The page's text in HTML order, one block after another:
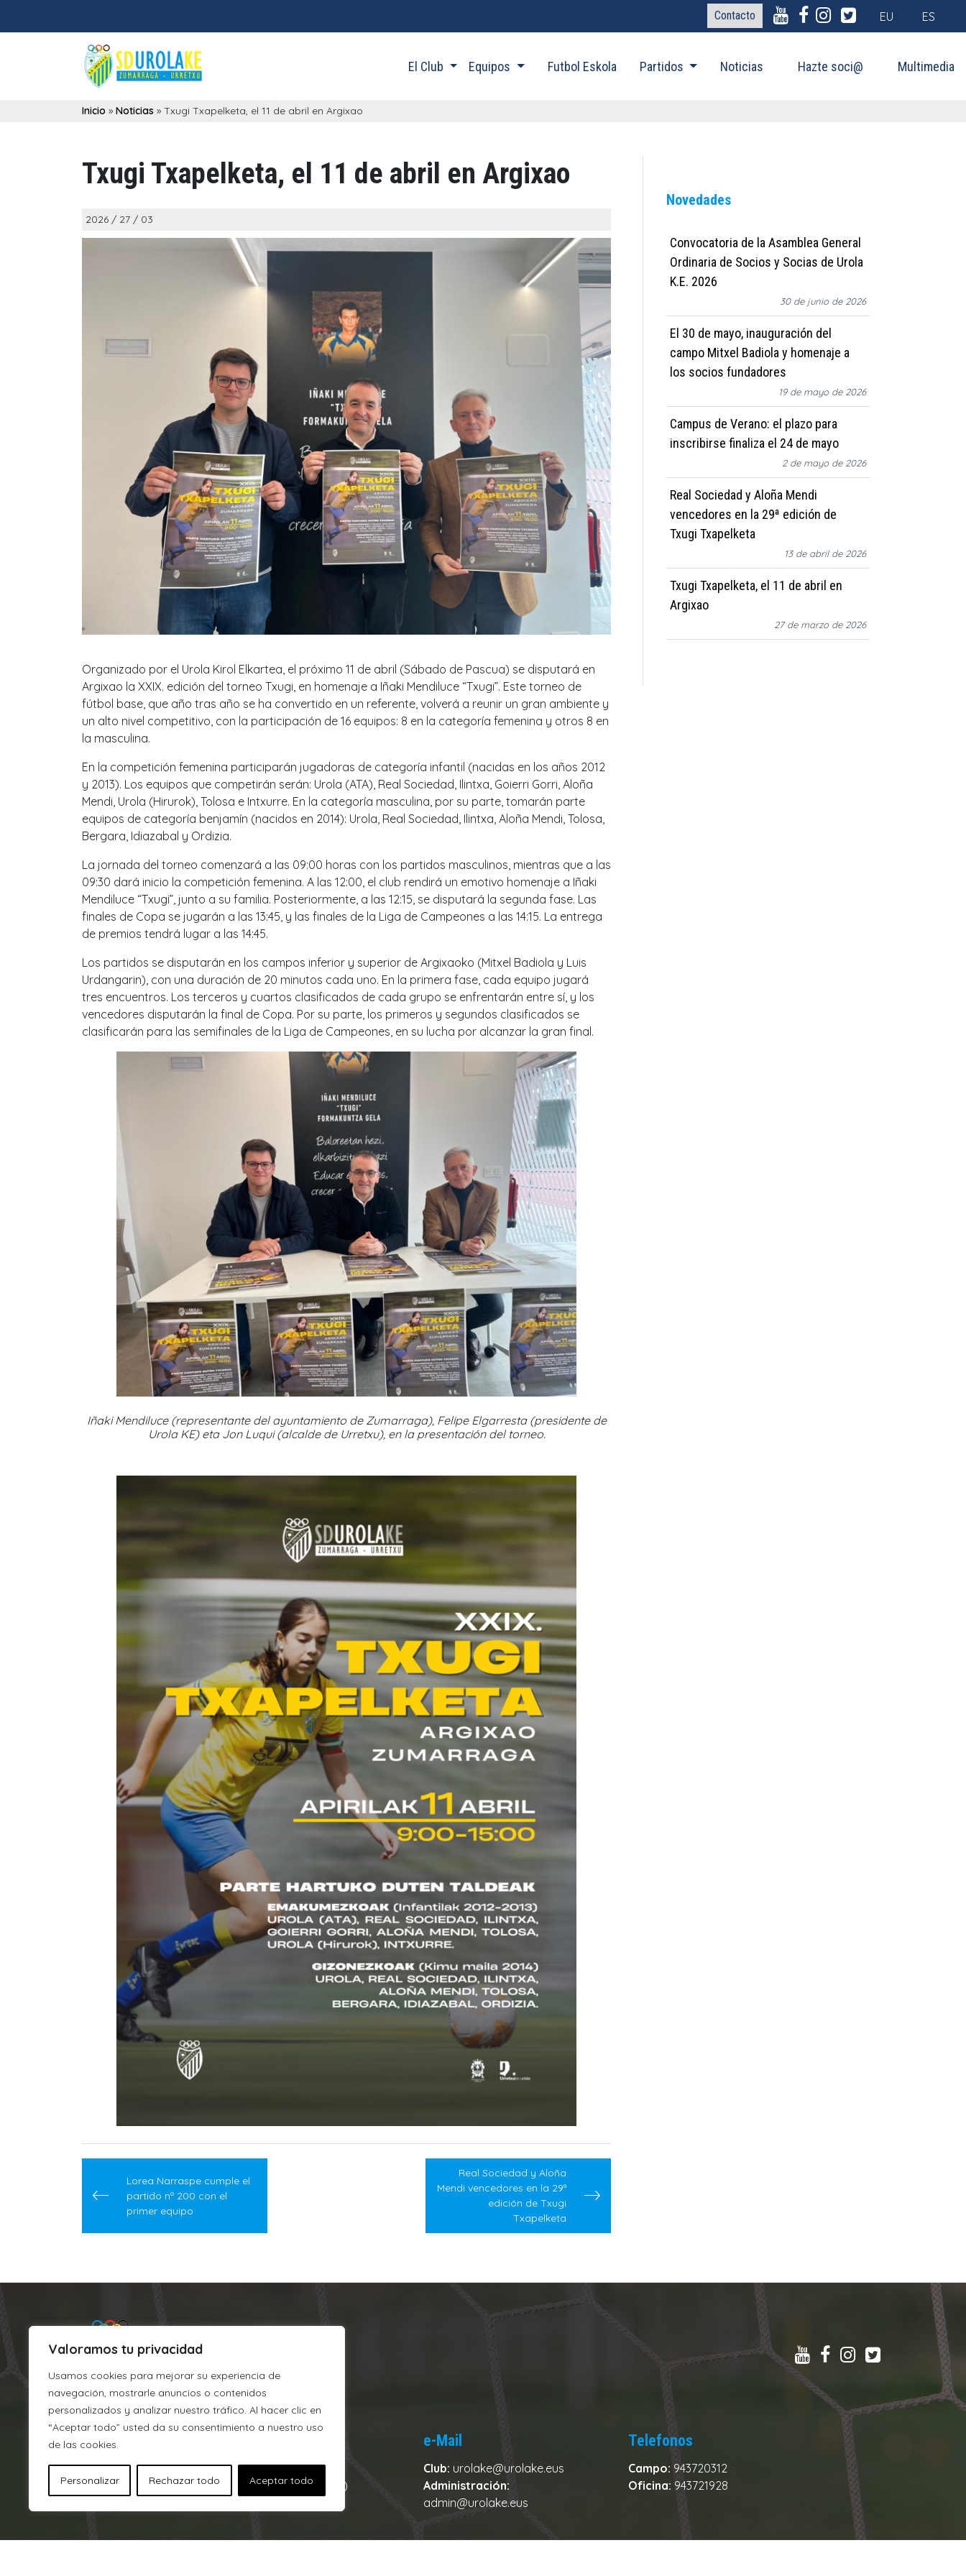
Valoramos tu privacidad
Usamos cookies para mejorar su experiencia de
navegación, mostrarle anuncios o contenidos
personalizados y analizar nuestro tráfico. Al hacer clic en
“Aceptar todo” usted da su consentimiento a nuestro uso
de las cookies.
Personalizar Rechazar todo Aceptar todo
Contacto EU ES
El Club Equipos Futbol Eskola Partidos Noticias Hazte soci@ Multimedia
Inicio » Noticias » Txugi Txapelketa, el 11 de abril en Argixao
Txugi Txapelketa, el 11 de abril en Argixao
2026 / 27 / 03
Organizado por el Urola Kirol Elkartea, el próximo 11 de abril (Sábado de Pascua) se disputará en
Argixao la XXIX. edición del torneo Txugi, en homenaje a Iñaki Mendiluce “Txugi”. Este torneo de
fútbol base, que año tras año se ha convertido en un referente, volverá a reunir un gran ambiente y
un alto nivel competitivo, con la participación de 16 equipos: 8 en la categoría femenina y otros 8 en
la masculina.
En la competición femenina participarán jugadoras de categoría infantil (nacidas en los años 2012
y 2013). Los equipos que competirán serán: Urola (ATA), Real Sociedad, Ilintxa, Goierri Gorri, Aloña
Mendi, Urola (Hirurok), Tolosa e Intxurre. En la categoría masculina, por su parte, tomarán parte
equipos de categoría benjamín (nacidos en 2014): Urola, Real Sociedad, Ilintxa, Aloña Mendi, Tolosa,
Bergara, Idiazabal y Ordizia.
La jornada del torneo comenzará a las 09:00 horas con los partidos masculinos, mientras que a las
09:30 dará inicio la competición femenina. A las 12:00, el club rendirá un emotivo homenaje a Iñaki
Mendiluce “Txugi”, junto a su familia. Posteriormente, a las 12:15, se disputará la segunda fase. Las
finales de Copa se jugarán a las 13:45, y las finales de la Liga de Campeones a las 14:15. La entrega
de premios tendrá lugar a las 14:45.
Los partidos se disputarán en los campos inferior y superior de Argixaoko (Mitxel Badiola y Luis
Urdangarin), con una duración de 20 minutos cada uno. En la primera fase, cada equipo jugará
tres encuentros. Los terceros y cuartos clasificados de cada grupo se enfrentarán entre sí, y los
vencedores disputarán la final de Copa. Por su parte, los primeros y segundos clasificados se
clasificarán para las semifinales de la Liga de Campeones, en su lucha por alcanzar la gran final.
Iñaki Mendiluce (representante del ayuntamiento de Zumarraga), Felipe Elgarresta (presidente de
Urola KE) eta Jon Luqui (alcalde de Urretxu), en la presentación del torneo.
Navegación
de
entradas
Lorea Narraspe cumple el
partido nº 200 con el
primer equipo
Real Sociedad y Aloña
Mendi vencedores en la 29ª
edición de Txugi
Txapelketa
Novedades
Convocatoria de la Asamblea General
Ordinaria de Socios y Socias de Urola
K.E. 2026
30 de junio de 2026
El 30 de mayo, inauguración del
campo Mitxel Badiola y homenaje a
los socios fundadores
19 de mayo de 2026
Campus de Verano: el plazo para
inscribirse finaliza el 24 de mayo
2 de mayo de 2026
Real Sociedad y Aloña Mendi
vencedores en la 29ª edición de
Txugi Txapelketa
13 de abril de 2026
Txugi Txapelketa, el 11 de abril en
Argixao
27 de marzo de 2026
J.M. Barandiaran, s/n
CP 215, 20700 Zumarraga (Gipuzkoa)
e-Mail
Club: urolake@urolake.eus
Administración:
admin@urolake.eus
Telefonos
Campo: 943720312
Oficina: 943721928